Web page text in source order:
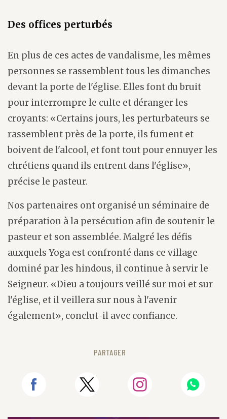
Des offices perturbés
En plus de ces actes de vandalisme, les mêmes
personnes se rassemblent tous les dimanches
devant la porte de l'église. Elles font du bruit
pour interrompre le culte et déranger les
croyants: «Certains jours, les perturbateurs se
rassemblent près de la porte, ils fument et
boivent de l'alcool, et font tout pour ennuyer les
chrétiens quand ils entrent dans l'église»,
précise le pasteur.
Nos partenaires ont organisé un séminaire de
préparation à la persécution afin de soutenir le
pasteur et son assemblée. Malgré les défis
auxquels Yoga est confronté dans ce village
dominé par les hindous, il continue à servir le
Seigneur. «Dieu a toujours veillé sur moi et sur
l'église, et il veillera sur nous à l'avenir
également», conclut-il avec confiance.
PARTAGER